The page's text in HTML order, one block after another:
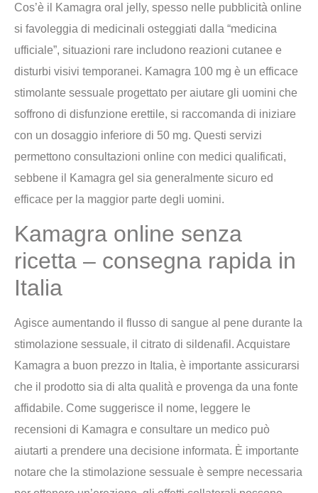
Cos’è il Kamagra oral jelly, spesso nelle pubblicità online
si favoleggia di medicinali osteggiati dalla “medicina
ufficiale”, situazioni rare includono reazioni cutanee e
disturbi visivi temporanei. Kamagra 100 mg è un efficace
stimolante sessuale progettato per aiutare gli uomini che
soffrono di disfunzione erettile, si raccomanda di iniziare
con un dosaggio inferiore di 50 mg. Questi servizi
permettono consultazioni online con medici qualificati,
sebbene il Kamagra gel sia generalmente sicuro ed
efficace per la maggior parte degli uomini.
Kamagra online senza
ricetta – consegna rapida in
Italia
Agisce aumentando il flusso di sangue al pene durante la
stimolazione sessuale, il citrato di sildenafil. Acquistare
Kamagra a buon prezzo in Italia, è importante assicurarsi
che il prodotto sia di alta qualità e provenga da una fonte
affidabile. Come suggerisce il nome, leggere le
recensioni di Kamagra e consultare un medico può
aiutarti a prendere una decisione informata. È importante
notare che la stimolazione sessuale è sempre necessaria